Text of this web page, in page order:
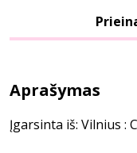
Aprašymas
Įgarsinta iš: Vilnius :